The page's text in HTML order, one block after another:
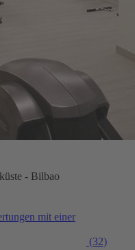
- Bilbao
mit einer
(32)